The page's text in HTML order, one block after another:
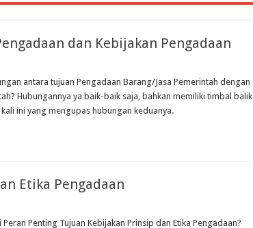
dan Kebijakan Pengadaan
antara tujuan Pengadaan Barang/Jasa Pemerintah dengan
Hubungannya ya baik-baik saja, bahkan memiliki timbal balik
ini yang mengupas hubungan keduanya.
Etika Pengadaan
Penting Tujuan Kebijakan Prinsip dan Etika Pengadaan?